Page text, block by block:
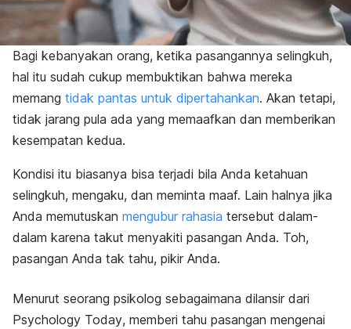
Bagi kebanyakan orang, ketika pasangannya selingkuh,
hal itu sudah cukup membuktikan bahwa mereka
memang tidak pantas untuk dipertahankan. Akan tetapi,
tidak jarang pula ada yang memaafkan dan memberikan
kesempatan kedua.
Kondisi itu biasanya bisa terjadi bila Anda ketahuan
selingkuh, mengaku, dan meminta maaf. Lain halnya jika
Anda memutuskan mengubur rahasia tersebut dalam-
dalam karena takut menyakiti pasangan Anda. Toh,
pasangan Anda tak tahu, pikir Anda.
Menurut seorang psikolog sebagaimana dilansir dari
Psychology Today, memberi tahu pasangan mengenai